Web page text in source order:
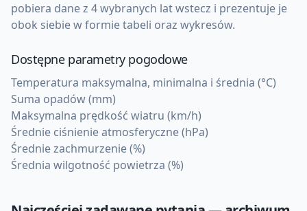
pobiera dane z 4 wybranych lat wstecz i prezentuje je
obok siebie w formie tabeli oraz wykresów.
Dostępne parametry pogodowe
Temperatura maksymalna, minimalna i średnia (°C)
Suma opadów (mm)
Maksymalna prędkość wiatru (km/h)
Średnie ciśnienie atmosferyczne (hPa)
Średnie zachmurzenie (%)
Średnia wilgotność powietrza (%)